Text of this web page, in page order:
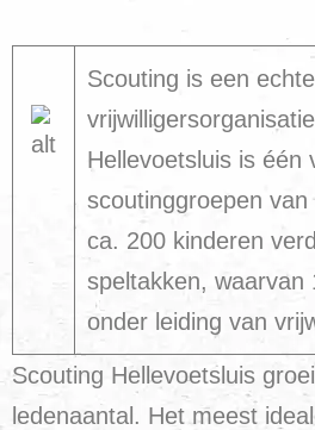
Scouting is een echte
Hellevoetsluis is één
scoutinggroepen
ca. 200 kinderen
speltakken, waarvan
onder leiding van
Scouting Hellevoetsluis
ledenaantal. Het meest